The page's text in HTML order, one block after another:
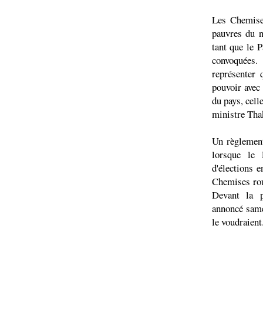
Les
pauvres du
tant que le
pouvoir
du pays,
ministre
Un
lorsque le
d'élections
Chemises
Devant la
annoncé
le